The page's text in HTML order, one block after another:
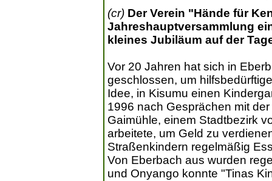
(cr) Der Verein "Hände für
Jahreshauptversammlung
kleines Jubiläum auf der
Vor 20 Jahren hat sich in
geschlossen, um
Idee, in Kisumu einen
1996 nach Gesprächen mit
Gaimühle, einem Stadtbezirk
arbeitete, um Geld zu
Straßenkindern regelmäßig
Von Eberbach aus wurden
und Onyango konnte "Tinas